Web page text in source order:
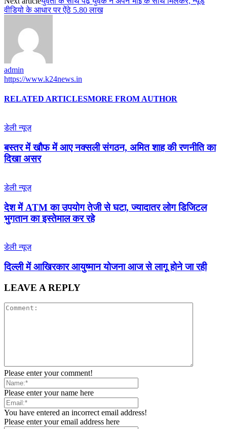
वीडियो के आधार पर ऐंठे 5.80 लाख
admin
https://www.k24news.in
RELATED ARTICLESMORE FROM AUTHOR
डेली न्यूज़
बस्तर में खौफ में आए नक्सली संगठन, अमित शाह की रणनीति का
दिखा असर
डेली न्यूज़
देश में ATM का उपयोग तेजी से घटा, ज्यादातर लोग डिजिटल
भुगतान का इस्तेमाल कर रहे
डेली न्यूज़
द‍िल्‍ली में आख‍िरकार आयुष्‍मान योजना आज से लागू होने जा रही
LEAVE A REPLY
Please enter your comment!
Please enter your name here
You have entered an incorrect email address!
Please enter your email address here